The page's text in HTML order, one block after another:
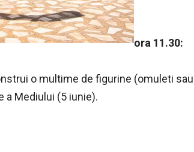
ora 11.30:
o multime de figurine (omuleti sau
a Mediului (5 iunie).